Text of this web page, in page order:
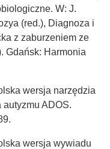
W: J.
(red.), Diagnoza i
z zaburzeniem ze
Gdańsk: Harmonia
wersja narzędzia
ADOS.
wersja wywiadu